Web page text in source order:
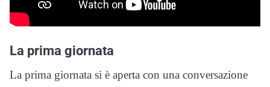
La prima giornata
La prima giornata si è aperta con una conversazione